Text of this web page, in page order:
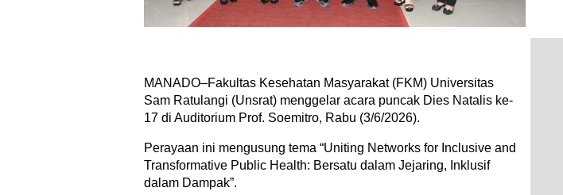
MANADO–Fakultas Kesehatan Masyarakat (FKM) Universitas
Sam Ratulangi (Unsrat) menggelar acara puncak Dies Natalis ke-
17 di Auditorium Prof. Soemitro, Rabu (3/6/2026).
Perayaan ini mengusung tema “Uniting Networks for Inclusive and
Transformative Public Health: Bersatu dalam Jejaring, Inklusif
dalam Dampak”.